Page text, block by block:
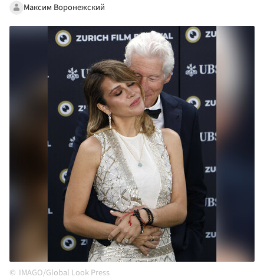
Максим Воронежский
IMAGO/Global Look Press